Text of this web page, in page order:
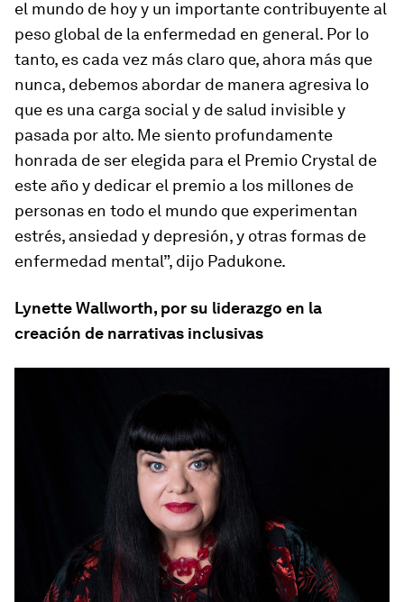
el mundo de hoy y un importante contribuyente al
peso global de la enfermedad en general. Por lo
tanto, es cada vez más claro que, ahora más que
nunca, debemos abordar de manera agresiva lo
que es una carga social y de salud invisible y
pasada por alto. Me siento profundamente
honrada de ser elegida para el Premio Crystal de
este año y dedicar el premio a los millones de
personas en todo el mundo que experimentan
estrés, ansiedad y depresión, y otras formas de
enfermedad mental”, dijo Padukone.
Lynette Wallworth, por su liderazgo en la
creación de narrativas inclusivas